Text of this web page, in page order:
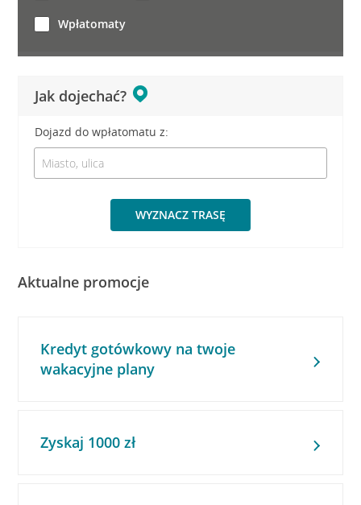
Jak dojechać?
Dojazd do wpłatomatu z:
WYZNACZ TRASĘ
Wpłatomaty
Aktualne promocje
Kredyt gotówkowy na twoje
wakacyjne plany
Zyskaj 1000 zł